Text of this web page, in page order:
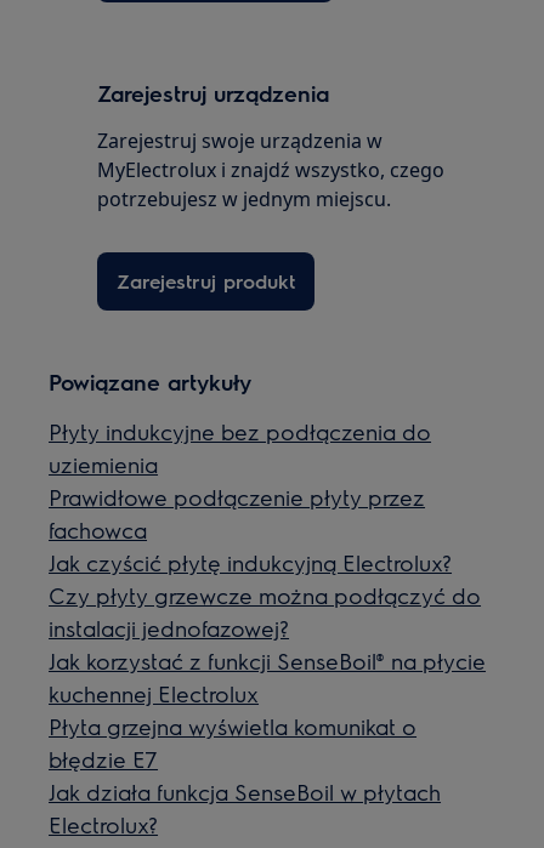
Zarejestruj urządzenia
Zarejestruj swoje urządzenia w
MyElectrolux i znajdź wszystko, czego
potrzebujesz w jednym miejscu.
Zarejestruj produkt
Powiązane artykuły
Płyty indukcyjne bez podłączenia do
uziemienia
Prawidłowe podłączenie płyty przez
fachowca
Jak czyścić płytę indukcyjną Electrolux?
Czy płyty grzewcze można podłączyć do
instalacji jednofazowej?
Jak korzystać z funkcji SenseBoil® na płycie
kuchennej Electrolux
Płyta grzejna wyświetla komunikat o
błędzie E7
Jak działa funkcja SenseBoil w płytach
Electrolux?